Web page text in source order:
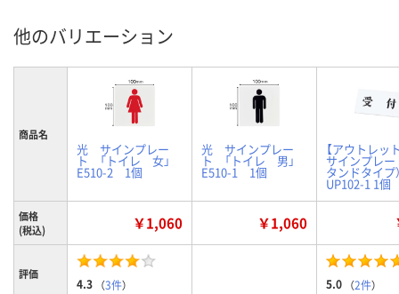
他のバリエーション
商品名
光 サインプレー
ト 「トイレ 女」
E510-2 1個
光 サインプレー
ト 「トイレ 男」
E510-1 1個
【アウトレッ
サインプレー
タンドタイプ
UP102-1 1個
価格
(税込)
￥1,060 ￥1,060
評価
4.3 （3件） 5.0 （2件）